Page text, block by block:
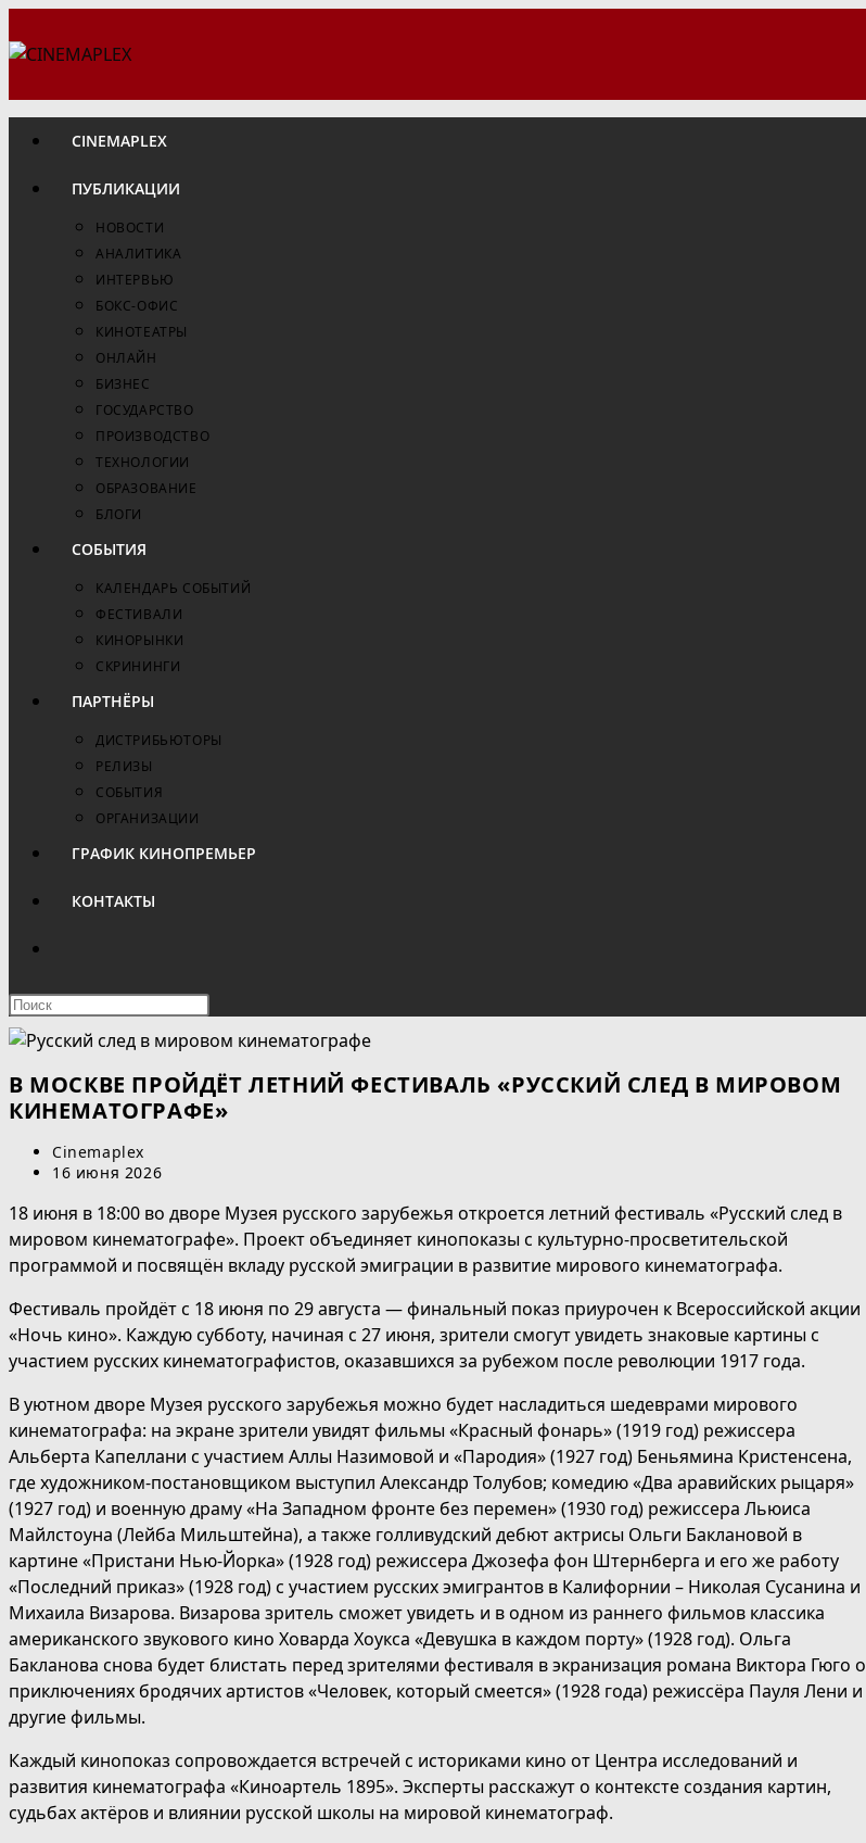
к
CINEMAPLEX
ПУБЛИКАЦИИ
НОВОСТИ
АНАЛИТИКА
ИНТЕРВЬЮ
БОКС-ОФИС
КИНОТЕАТРЫ
ОНЛАЙН
БИЗНЕС
ГОСУДАРСТВО
ПРОИЗВОДСТВО
ТЕХНОЛОГИИ
ОБРАЗОВАНИЕ
БЛОГИ
СОБЫТИЯ
КАЛЕНДАРЬ СОБЫТИЙ
ФЕСТИВАЛИ
КИНОРЫНКИ
СКРИНИНГИ
ПАРТНЁРЫ
ДИСТРИБЬЮТОРЫ
РЕЛИЗЫ
СОБЫТИЯ
ОРГАНИЗАЦИИ
ГРАФИК КИНОПРЕМЬЕР
КОНТАКТЫ
ПОИСК
ПО
ВЕБ-
Нажмите
Escape,
чтобы
закрыть
В МОСКВЕ ПРОЙДЁТ ЛЕТНИЙ ФЕСТИВАЛЬ «РУССКИЙ СЛЕД В МИРОВОМ
КИНЕМАТОГРАФЕ»
Автор
записи:
Cinemaplex
Запись
16 июня 2026
18 июня в 18:00 во дворе Музея русского зарубежья откроется летний фестиваль «Русский след в
мировом кинематографе». Проект объединяет кинопоказы с культурно‑просветительской
программой и посвящён вкладу русской эмиграции в развитие мирового кинематографа.
Фестиваль пройдёт с 18 июня по 29 августа — финальный показ приурочен к Всероссийской акции
«Ночь кино». Каждую субботу, начиная с 27 июня, зрители смогут увидеть знаковые картины с
участием русских кинематографистов, оказавшихся за рубежом после революции 1917 года.
В уютном дворе Музея русского зарубежья можно будет насладиться шедеврами мирового
кинематографа: на экране зрители увидят фильмы «Красный фонарь» (1919 год) режиссера
Альберта Капеллани с участием Аллы Назимовой и «Пародия» (1927 год) Беньямина Кристенсена,
где художником-постановщиком выступил Александр Толубов; комедию «Два аравийских рыцаря»
(1927 год) и военную драму «На Западном фронте без перемен» (1930 год) режиссера Льюиса
Майлстоуна (Лейба Мильштейна), а также голливудский дебют актрисы Ольги Баклановой в
картине «Пристани Нью-Йорка» (1928 год) режиссера Джозефа фон Штернберга и его же работу
«Последний приказ» (1928 год) с участием русских эмигрантов в Калифорнии – Николая Сусанина и
Михаила Визарова. Визарова зритель сможет увидеть и в одном из раннего фильмов классика
американского звукового кино Ховарда Хоукса «Девушка в каждом порту» (1928 год). Ольга
Бакланова снова будет блистать перед зрителями фестиваля в экранизация романа Виктора Гюго о
приключениях бродячих артистов «Человек, который смеется» (1928 года) режиссёра Пауля Лени и
другие фильмы.
Каждый кинопоказ сопровождается встречей с историками кино от Центра исследований и
развития кинематографа «Киноартель 1895». Эксперты расскажут о контексте создания картин,
судьбах актёров и влиянии русской школы на мировой кинематограф.